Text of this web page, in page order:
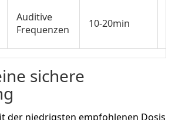
Auditive
Frequenzen
10‑20min
sichere
der niedrigsten empfohlenen Dosis